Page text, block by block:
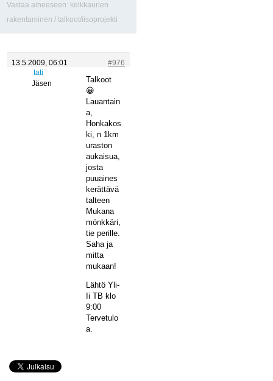
Vastaa aiheeseen: kelkkaurien
rakentaminen / talkoot/iisoprojekti
13.5.2009, 06:01
#976
tati
Jäsen
Talkoot
😀
Lauantain
a,
Honkakos
ki, n 1km
uraston
aukaisua,
josta
puuaines
kerättävä
talteen
Mukana
mönkkäri,
tie perille.
Saha ja
mitta
mukaan!
Lähtö Yli-
Ii TB klo
9:00
Tervetulo
a.